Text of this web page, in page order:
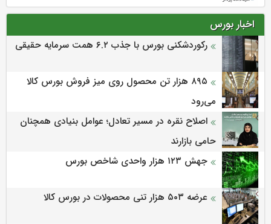
اخبار بورس
رکوردشکنی بورس با جذب ۶.۲ همت سرمایه حقیقی
۸۹۵ هزار تن محصول روی میز فروش بورس کالا
می‌‌رود
اصلاح نقره در مسیر تعادل؛ عوامل بنیادی همچنان
حامی بازارند
جهش ۱۲۳ هزار واحدی شاخص بورس
عرضه ۵۰۳ هزار تنی محصولات در بورس کالا